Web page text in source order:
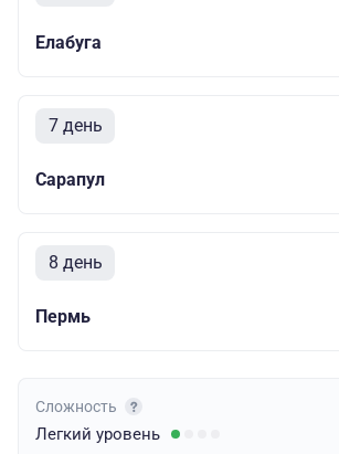
Елабуга
7 день
Сарапул
8 день
Пермь
Сложность
Легкий уровень